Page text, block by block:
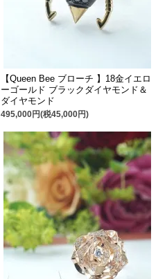
【Queen Bee ブローチ 】18金イエロ
ーゴールド ブラックダイヤモンド＆
ダイヤモンド
495,000円(税45,000円)